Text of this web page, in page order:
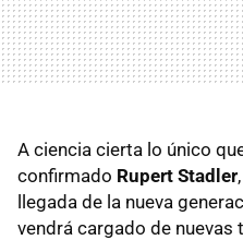
A ciencia cierta lo único
confirmado Rupert Stadler
llegada de la nueva
vendrá cargado de nuevas